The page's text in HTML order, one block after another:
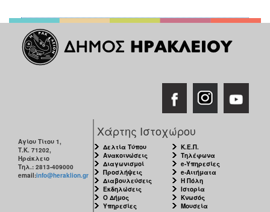
Αγίου Τίτου 1,
Τ.Κ. 71202,
Ηράκλειο
Τηλ.: 2813-409000
email:info@heraklion.gr
Χάρτης Ιστοχώρου
Δελτία Τύπου
Ανακοινώσεις
Διαγωνισμοί
Προσλήψεις
Διαβουλεύσεις
Εκδηλώσεις
Ο Δήμος
Υπηρεσίες
Κ.Ε.Π.
Τηλέφωνα
e-Υπηρεσίες
e-Αιτήματα
Η Πόλη
Ιστορία
Κνωσός
Μουσεία